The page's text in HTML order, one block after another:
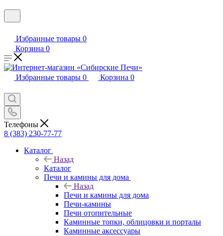
Избранные товары 0
Корзина 0
Избранные товары 0 Корзина 0
Телефоны
8 (383) 230-77-77
Каталог
Назад
Каталог
Печи и камины для дома
Назад
Печи и камины для дома
Печи-камины
Печи отопительные
Каминные топки, облицовки и порталы
Каминные аксессуары